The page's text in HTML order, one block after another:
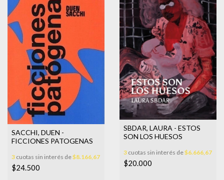
SACCHI, DUEN -
FICCIONES PATOGENAS
3 cuotas sin interés de$8.166,67
$24.500
SBDAR, LAURA - ESTOS
SON LOS HUESOS
3 cuotas sin interés de$6.666,67
$20.000